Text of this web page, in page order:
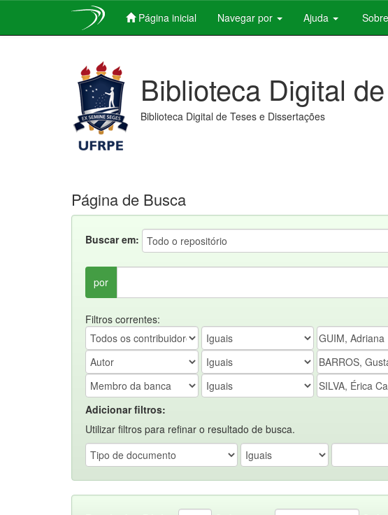
Página inicial Navegar por Ajuda
Biblioteca Digital
Biblioteca Digital de Teses e Dissertações
Página de Busca
Buscar em:
por
Filtros correntes:
Adicionar filtros:
Utilizar filtros para refinar o resultado de busca.